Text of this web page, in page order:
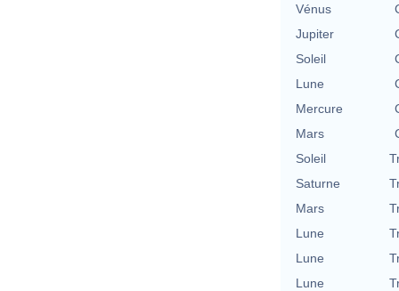
Vénus
Jupiter
Soleil
Lune
Mercure
Mars
Soleil
Saturne
Mars
Lune
Lune
Lune